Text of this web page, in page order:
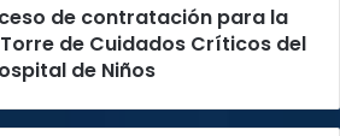
de contratación para la
de Cuidados Críticos del
de Niños